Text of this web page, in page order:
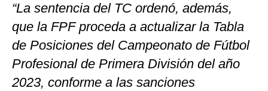
“La sentencia del TC ordenó, además,
que la FPF proceda a actualizar la Tabla
de Posiciones del Campeonato de Fútbol
Profesional de Primera División del año
2023, conforme a las sanciones